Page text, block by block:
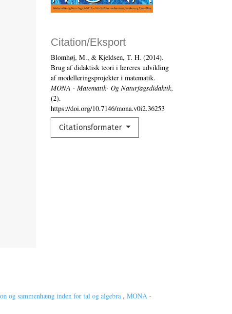
Citation/Eksport
Blomhøj, M., & Kjeldsen, T. H. (2014).
Brug af didaktisk teori i læreres udvikling
af modelleringsprojekter i matematik.
MONA - Matematik- Og Naturfagsdidaktik,
(2).
https://doi.org/10.7146/mona.v0i2.36253
Citationsformater
og sammenhæng inden for tal og algebra , MONA -